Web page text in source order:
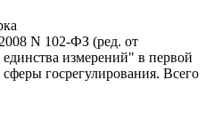
N 102-ФЗ (ред. от
измерений" в первой
госрегулирования. Всего